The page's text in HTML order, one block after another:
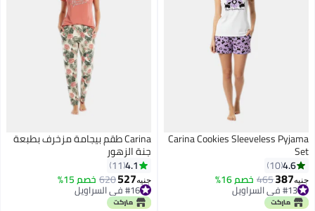
Carina Cookies Sleeveless Pyjama
Set
4.6
10
جنيه387
465 خصم 16%
#13 في السراويل
#13 في السراويل
Carina طقم بيجامة مزخرف بطبعة
جنة الزهور
4.1
11
جنيه527
620 خصم 15%
#16 في السراويل
#16 في السراويل